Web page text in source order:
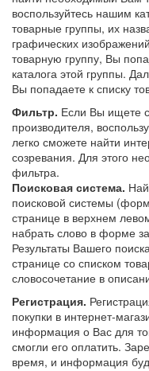
воспользуйтесь нашим
товарные группы, их
графических
товарную группу, Вы
каталога этой группы.
Вы попадаете к списку
Фильтр. Если Вы ищете
производителя,
легко сможете найти
созревания. Для этого
фильтра.
Поисковая система.
поисковой системы
странице в верхнем
набрать слово в форме
Результаты Вашего
странице со списком
словосочетание в
Регистрация.
покупки в интернет-
информация о Вас для
смогли его оплатить.
время, и информация